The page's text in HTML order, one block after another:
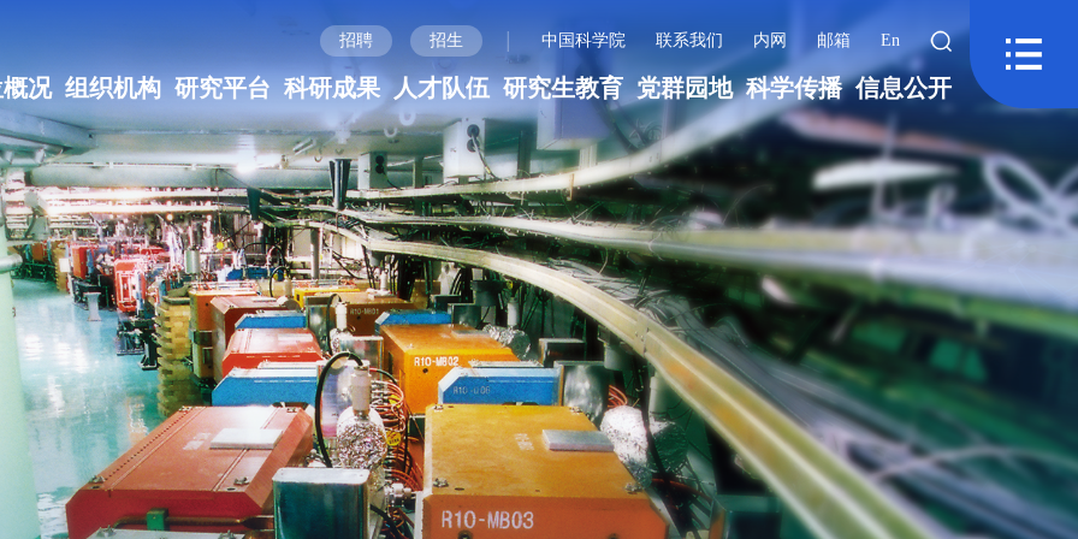
招聘 招生 | 中国科学院 联系我们 内网 邮箱 En
况 组织机构 研究平台 科研成果 人才队伍 研究生教育 党群园地 科学传播 信息公开